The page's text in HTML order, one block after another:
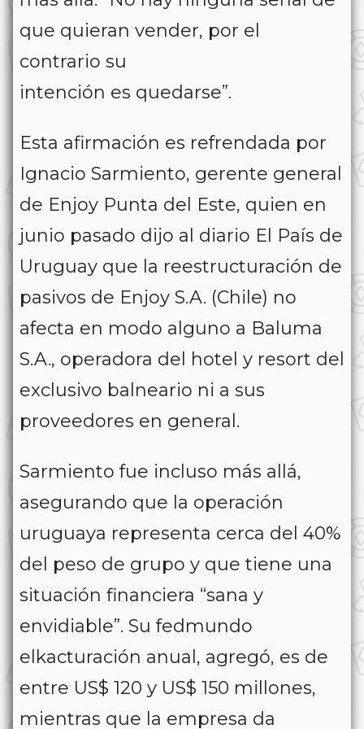
que quieran vender, por el
contrario su
intención es quedarse”.
Esta afirmación es refrendada por
Ignacio Sarmiento, gerente general
de Enjoy Punta del Este, quien en
junio pasado dijo al diario El País de
Uruguay que la reestructuración de
pasivos de Enjoy S.A. (Chile) no
afecta en modo alguno a Baluma
S.A., operadora del hotel y resort del
exclusivo balneario ni a sus
proveedores en general.
Sarmiento fue incluso más allá,
asegurando que la operación
uruguaya representa cerca del 40%
del peso de grupo y que tiene una
situación financiera “sana y
envidiable”. Su fedmundo
elkacturación anual, agregó, es de
entre US$ 120 y US$ 150 millones,
mientras que la empresa da